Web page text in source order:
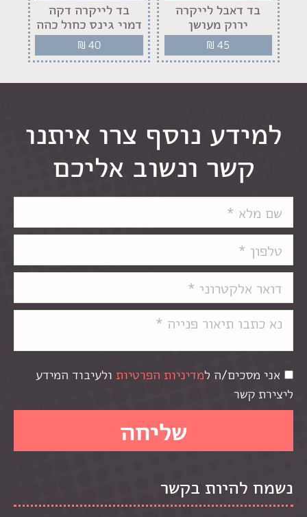
בד דאבל לייקרה
ירוק מעושן
₪ 45
בד לייקרה דקה
דמוי גינס כחול כהה
₪ 40
למידע נוסף צרו איתנו
קשר ונשוב אליכם
אני מסכים/ה למדיניות הפרטיות ולעיבוד המידע
ליצירת קשר
נשמח להיות בקשר